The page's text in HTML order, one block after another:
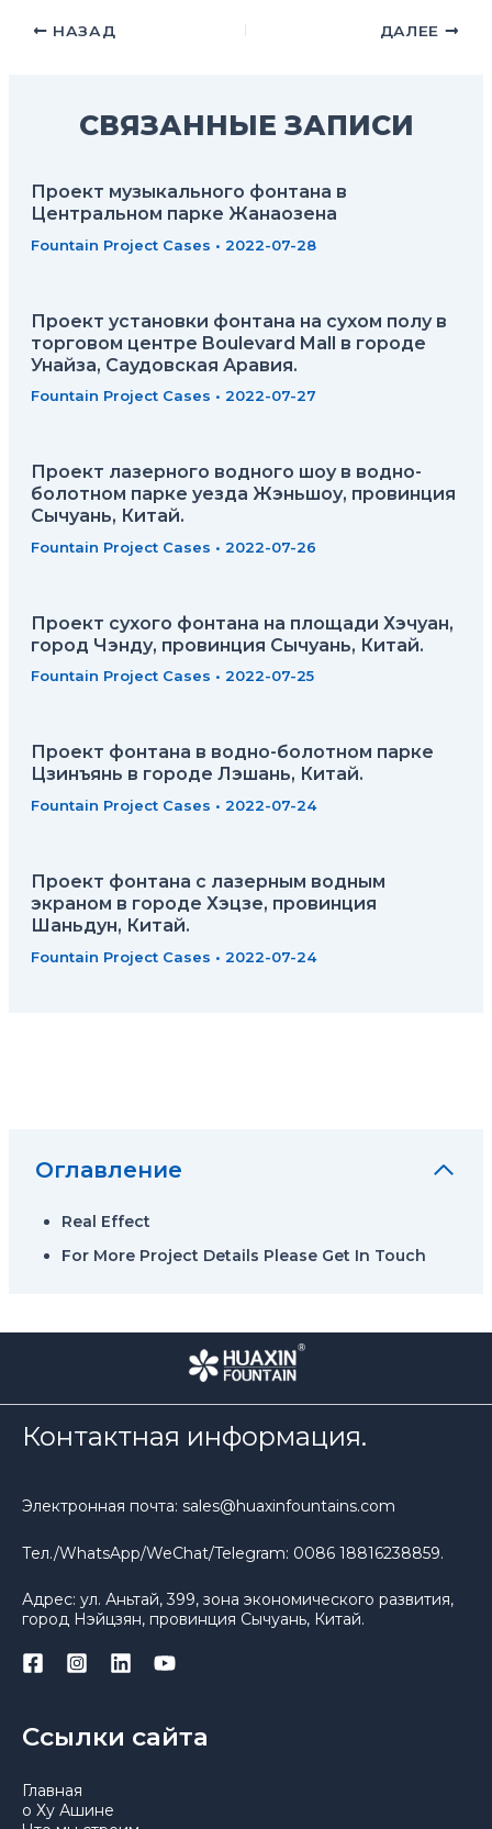
Оглавление
Real Effect
For More Project Details Please Get In Touch
НАЗАД ДАЛЕЕ
СВЯЗАННЫЕ ЗАПИСИ
Проект музыкального фонтана в
Центральном парке Жанаозена
Fountain Project Cases • 2022-07-28
Проект установки фонтана на сухом полу в
торговом центре Boulevard Mall в городе
Унайза, Саудовская Аравия.
Fountain Project Cases • 2022-07-27
Проект лазерного водного шоу в водно-
болотном парке уезда Жэньшоу, провинция
Сычуань, Китай.
Fountain Project Cases • 2022-07-26
Проект сухого фонтана на площади Хэчуан,
город Чэнду, провинция Сычуань, Китай.
Fountain Project Cases • 2022-07-25
Проект фонтана в водно-болотном парке
Цзинъянь в городе Лэшань, Китай.
Fountain Project Cases • 2022-07-24
Проект фонтана с лазерным водным
экраном в городе Хэцзе, провинция
Шаньдун, Китай.
Fountain Project Cases • 2022-07-24
Контактная информация.
Электронная почта: sales@huaxinfountains.com
Тел./WhatsApp/WeChat/Telegram: 0086 18816238859.
Адрес: ул. Аньтай, 399, зона экономического развития,
город Нэйцзян, провинция Сычуань, Китай.
Ссылки сайта
Главная
о Ху Ашине